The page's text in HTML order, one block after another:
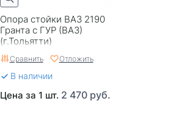
Опора стойки ВАЗ 2190
Гранта с ГУР (ВАЗ)
(г.Тольятти)
Сравнить Отложить
В наличии
Цена за 1 шт. 2 470 руб.